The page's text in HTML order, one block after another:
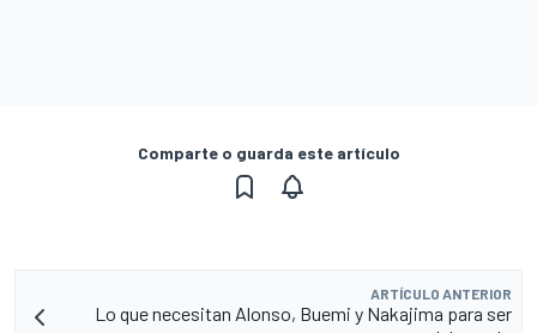
Comparte o guarda este artículo
ARTÍCULO ANTERIOR
Lo que necesitan Alonso, Buemi y Nakajima para ser